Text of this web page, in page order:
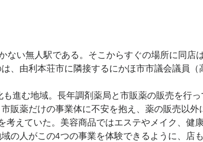
ない無人駅である。そこからすぐの場所に同店は
、由利本荘市に隣接するにかほ市市議会議員（
進む地域。長年調剤薬局と市販薬の販売を行
販薬だけの事業体に不安を抱え、薬の販売以外
考えていた。美容商品ではエステやメイク、健
の人がこの4つの事業を体験できるように、店